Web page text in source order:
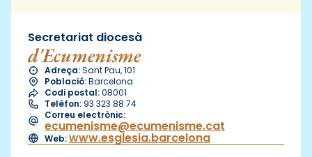
Secretariat diocesà
d'Ecumenisme
Adreça:Sant Pau, 101
Població:Barcelona
Codi postal:08001
Telèfon: 93 323 88 74
Correu electrònic:
ecumenisme@ecumenisme.cat
Web:www.esglesia.barcelona